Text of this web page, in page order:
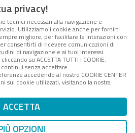
telematica iscritta
del Tribunale di Roma -
2008 - Direttore resp. Michela
Stentella
soggetta a Direzione e
di Digital360 S.p.A. - FPA s.r.l.
per il sistema di management
n. 10693191008 - R.E.A. Roma
ISP AWS
del sito
privacy!
tecnici necessari alla navigazione e
Utilizziamo i cookie anche per fornirti
migliore, per facilitare le interazioni con
consentirti di ricevere comunicazioni di
di navigazione e ai tuoi interessi.
su ACCETTA TUTTI I COOKIE.
senza accettare.
accedendo al nostro COOKIE CENTER
sui cookie utilizzati, visitando la nostra
ACCETTA
OPZIONI